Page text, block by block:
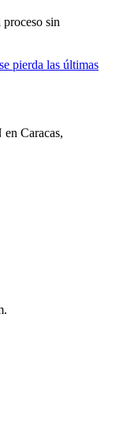
sin
pierda las últimas
Caracas,